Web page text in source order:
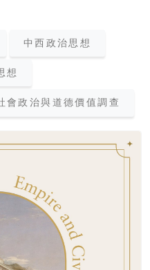
中西政治思想
想
會政治與道德價值調查